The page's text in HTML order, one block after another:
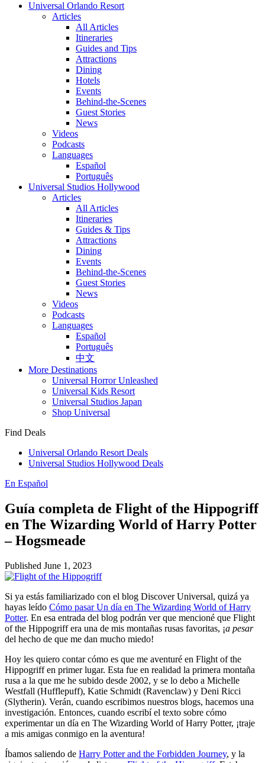
Universal Orlando Resort
Articles
All Articles
Itineraries
Guides and Tips
Attractions
Dining
Hotels
Events
Behind-the-Scenes
Guest Stories
News
Videos
Podcasts
Languages
Español
Português
Universal Studios Hollywood
Articles
All Articles
Itineraries
Guides & Tips
Attractions
Dining
Events
Behind-the-Scenes
Guest Stories
News
Videos
Podcasts
Languages
Español
Português
中文
More Destinations
Universal Horror Unleashed
Universal Kids Resort
Universal Studios Japan
Shop Universal
Find Deals
Universal Orlando Resort Deals
Universal Studios Hollywood Deals
En Español
Guía completa de Flight of the Hippogriff
en The Wizarding World of Harry Potter
– Hogsmeade
Published June 1, 2023
Si ya estás familiarizado con el blog Discover Universal, quizá ya
hayas leído Cómo pasar Un día en The Wizarding World of Harry
Potter. En esa entrada del blog podrán ver que mencioné que Flight
of the Hippogriff era una de mis montañas rusas favoritas, ¡a pesar
del hecho de que me dan mucho miedo!
Hoy les quiero contar cómo es que me aventuré en Flight of the
Hippogriff en primer lugar. Esta fue en realidad la primera montaña
rusa a la que me he subido desde 2002, y se lo debo a Michelle
Westfall (Hufflepuff), Katie Schmidt (Ravenclaw) y Deni Ricci
(Slytherin). Verán, cuando escribimos nuestros blogs, hacemos una
investigación. Entonces, cuando escribí el texto sobre cómo
experimentar un día en The Wizarding World of Harry Potter, ¡traje
a mis amigas conmigo en la aventura!
Íbamos saliendo de Harry Potter and the Forbidden Journey, y la